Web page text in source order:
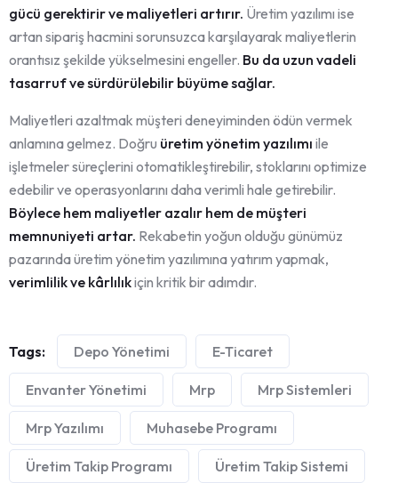
gücü gerektirir ve maliyetleri artırır. Üretim yazılımı ise
artan sipariş hacmini sorunsuzca karşılayarak maliyetlerin
orantısız şekilde yükselmesini engeller. Bu da uzun vadeli
tasarruf ve sürdürülebilir büyüme sağlar.
Maliyetleri azaltmak müşteri deneyiminden ödün vermek
anlamına gelmez. Doğru üretim yönetim yazılımı ile
işletmeler süreçlerini otomatikleştirebilir, stoklarını optimize
edebilir ve operasyonlarını daha verimli hale getirebilir.
Böylece hem maliyetler azalır hem de müşteri
memnuniyeti artar. Rekabetin yoğun olduğu günümüz
pazarında üretim yönetim yazılımına yatırım yapmak,
verimlilik ve kârlılıkiçin kritik bir adımdır.
Tags: Depo Yönetimi E-Ticaret
Envanter Yönetimi Mrp Mrp Sistemleri
Mrp Yazılımı Muhasebe Programı
Üretim Takip Programı Üretim Takip Sistemi